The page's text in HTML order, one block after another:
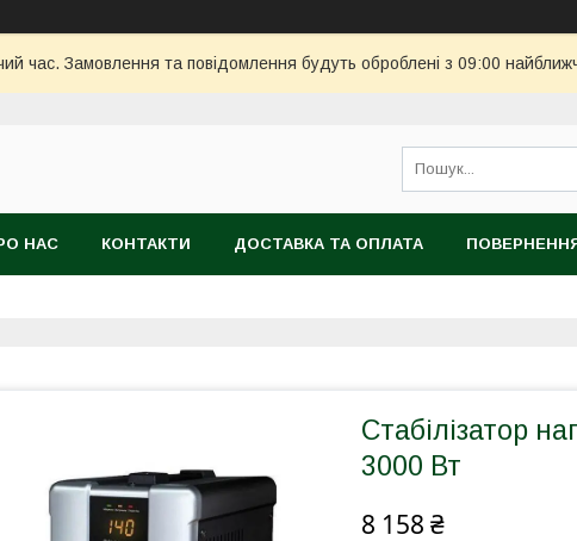
час. Замовлення та повідомлення будуть оброблені з 09:00
НАС КОНТАКТИ ДОСТАВКА ТА ОПЛАТА
Стабілізатор
3000 Вт
8 158 ₴